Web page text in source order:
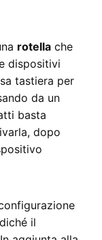
rotella che
dispositivi
tastiera per
da un
basta
dopo
il